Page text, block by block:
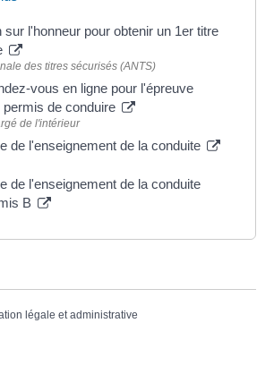
sur l'honneur pour obtenir un 1er titre
des titres sécurisés (ANTS)
vous en ligne pour l'épreuve
permis de conduire
de l'intérieur
de l'enseignement de la conduite
de l'enseignement de la conduite
B
légale et administrative